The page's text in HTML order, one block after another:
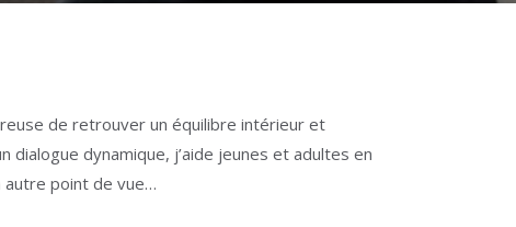
de retrouver un équilibre intérieur et
dynamique, j’aide jeunes et adultes en
autre point de vue…